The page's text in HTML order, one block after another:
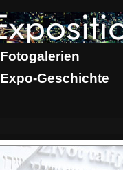
Fotogalerien
Expo-Geschichte